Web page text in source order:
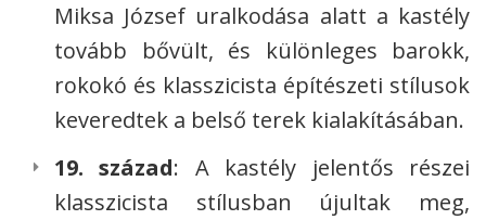
Miksa József uralkodása alatt a kastély
tovább bővült, és különleges barokk,
rokokó és klasszicista építészeti stílusok
keveredtek a belső terek kialakításában.
19. század: A kastély jelentős részei
klasszicista stílusban újultak meg,